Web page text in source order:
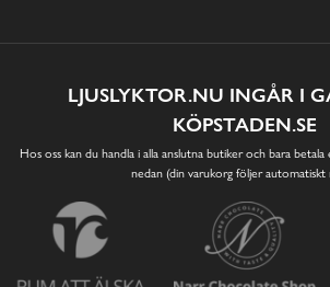
LJUSLYKTOR.NU INGÅR I
KÖPSTADEN.SE
Hos oss kan du handla i alla anslutna butiker och bara betala
nedan (din varukorg följer automatiskt